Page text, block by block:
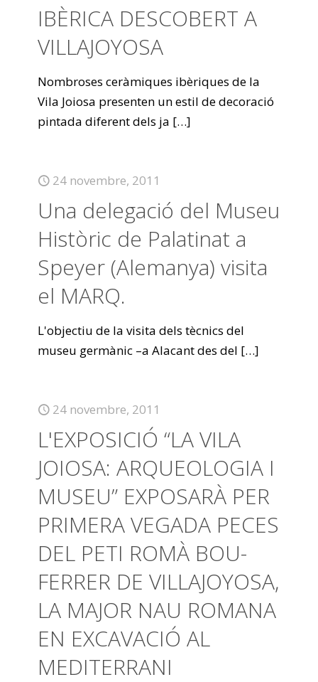
IBÈRICA DESCOBERT A
VILLAJOYOSA
Nombroses ceràmiques ibèriques de la
Vila Joiosa presenten un estil de decoració
pintada diferent dels ja […]
24 novembre, 2011
Una delegació del Museu
Històric de Palatinat a
Speyer (Alemanya) visita
el MARQ.
L'objectiu de la visita dels tècnics del
museu germànic –a Alacant des del […]
24 novembre, 2011
L'EXPOSICIÓ “LA VILA
JOIOSA: ARQUEOLOGIA I
MUSEU” EXPOSARÀ PER
PRIMERA VEGADA PECES
DEL PETI ROMÀ BOU-
FERRER DE VILLAJOYOSA,
LA MAJOR NAU ROMANA
EN EXCAVACIÓ AL
MEDITERRANI